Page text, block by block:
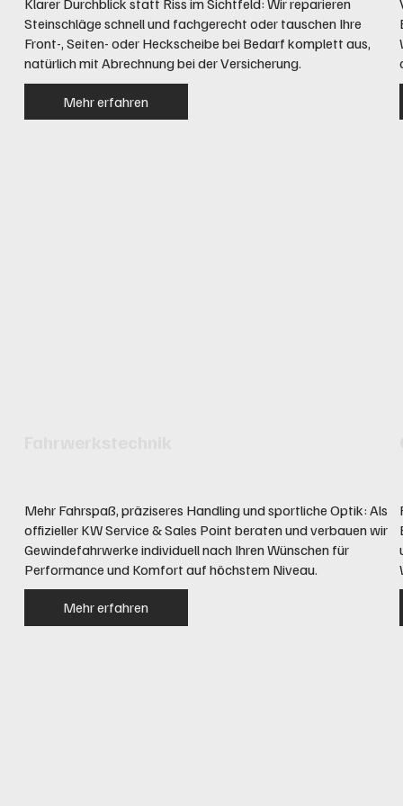
Klarer Durchblick statt Riss im Sichtfeld: Wir reparieren
Steinschläge schnell und fachgerecht oder tauschen Ihre
Front-, Seiten- oder Heckscheibe bei Bedarf komplett aus,
natürlich mit Abrechnung bei der Versicherung.
Mehr erfahren
Mehr Fahrspaß, präziseres Handling und sportliche Optik: Als
offizieller KW Service & Sales Point beraten und verbauen wir
Gewindefahrwerke individuell nach Ihren Wünschen für
Performance und Komfort auf höchstem Niveau.
Mehr erfahren